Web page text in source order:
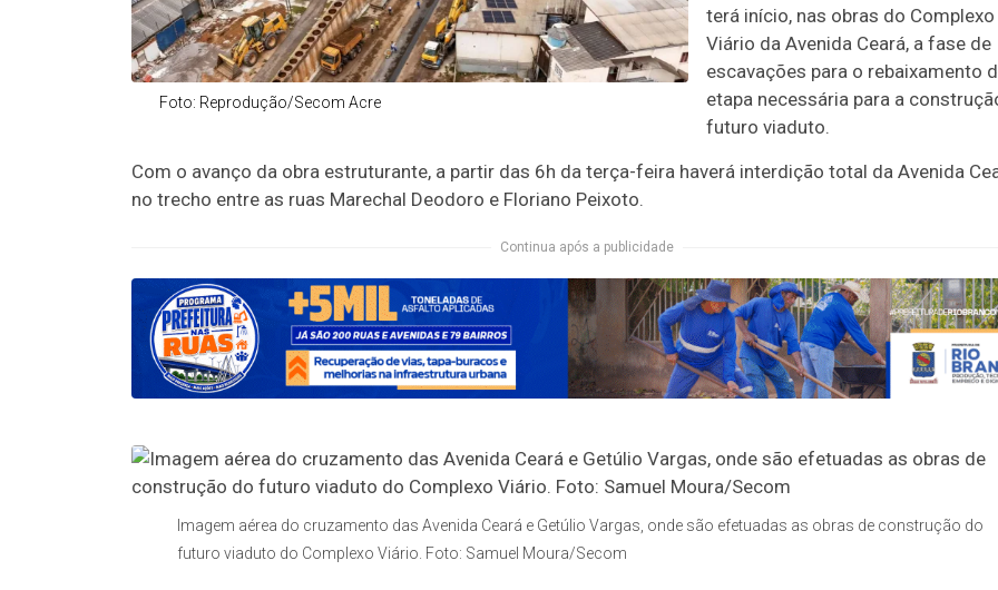
Foto: Reprodução/Secom Acre
terá início, nas obras do Complexo
Viário da Avenida Ceará, a fase de
escavações para o rebaixamento
etapa necessária para a
futuro viaduto.
Com o avanço da obra estruturante, a partir das 6h da terça-feira haverá interdição total da Avenida
no trecho entre as ruas Marechal Deodoro e Floriano Peixoto.
Continua após a publicidade
Imagem aérea do cruzamento das Avenida Ceará e Getúlio Vargas, onde são efetuadas as obras de construção do
futuro viaduto do Complexo Viário. Foto: Samuel Moura/Secom